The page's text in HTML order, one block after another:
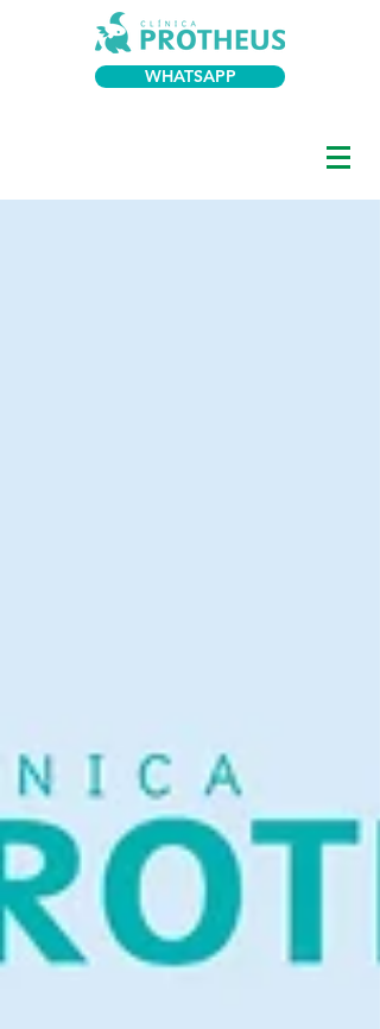
WHATSAPP